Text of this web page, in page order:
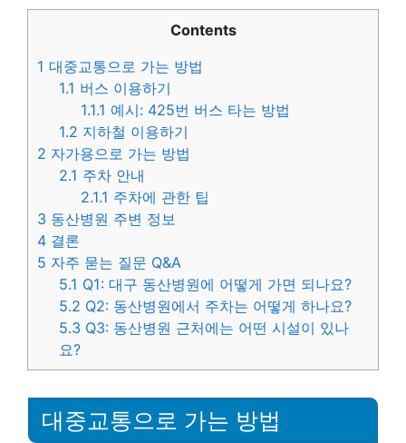
Contents
1 대중교통으로 가는 방법
1.1 버스 이용하기
1.1.1 예시: 425번 버스 타는 방법
1.2 지하철 이용하기
2 자가용으로 가는 방법
2.1 주차 안내
2.1.1 주차에 관한 팁
3 동산병원 주변 정보
4 결론
5 자주 묻는 질문 Q&A
5.1 Q1: 대구 동산병원에 어떻게 가면 되나요?
5.2 Q2: 동산병원에서 주차는 어떻게 하나요?
5.3 Q3: 동산병원 근처에는 어떤 시설이 있나
요?
대중교통으로 가는 방법